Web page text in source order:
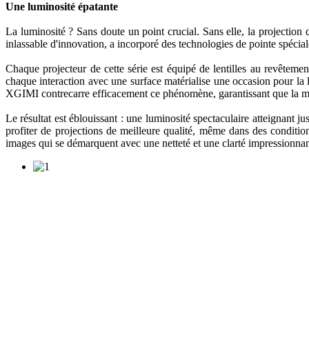
Une luminosité épatante
La luminosité ? Sans doute un point crucial. Sans elle, la
inlassable d'innovation, a incorporé des technologies de pointe
Chaque projecteur de cette série est équipé de lentilles au
chaque interaction avec une surface matérialise une occasion pour
XGIMI contrecarre efficacement ce phénomène, garantissant que la
Le résultat est éblouissant : une luminosité spectaculaire atteignant
profiter de projections de meilleure qualité, même dans des
images qui se démarquent avec une netteté et une clarté